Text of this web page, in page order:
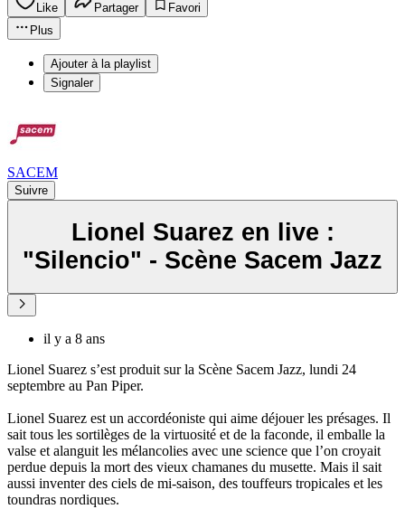
Like Partager
Favori
Plus
Ajouter à la playlist
Signaler
SACEM
Suivre
Lionel Suarez en live :
"Silencio" - Scène Sacem Jazz
il y a 8 ans
Lionel Suarez s’est produit sur la Scène Sacem Jazz, lundi 24
septembre au Pan Piper.
Lionel Suarez est un accordéoniste qui aime déjouer les présages. Il
sait tous les sortilèges de la virtuosité et de la faconde, il emballe la
valse et alanguit les mélancolies avec une science que l’on croyait
perdue depuis la mort des vieux chamanes du musette. Mais il sait
aussi inventer des ciels de mi-saison, des touffeurs tropicales et les
toundras nordiques.